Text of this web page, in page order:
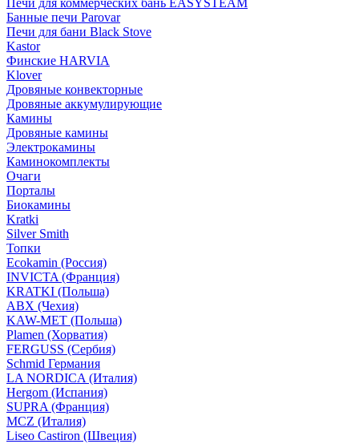
Печи для коммерческих бань EASYSTEAM
Банные печи Parovar
Печи для бани Black Stove
Kastor
Финские HARVIA
Klover
Дровяные конвекторные
Дровяные аккумулирующие
Камины
Дровяные камины
Электрокамины
Каминокомплекты
Очаги
Порталы
Биокамины
Kratki
Silver Smith
Топки
Ecokamin (Россия)
INVICTA (Франция)
KRATKI (Польша)
ABX (Чехия)
KAW-MET (Польша)
Plamen (Хорватия)
FERGUSS (Сербия)
Schmid Германия
LA NORDICA (Италия)
Hergom (Испания)
SUPRA (Франция)
MCZ (Италия)
Liseo Castiron (Швеция)